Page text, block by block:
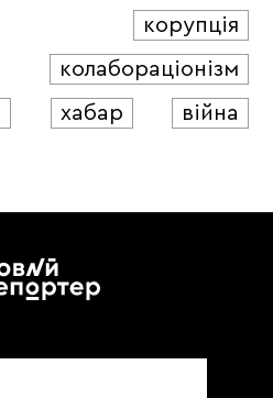
корупція
колабораціонізм
хабар війна